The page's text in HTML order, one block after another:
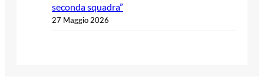
seconda squadra”
27 Maggio 2026